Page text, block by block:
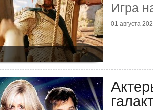
Игра
01 августа